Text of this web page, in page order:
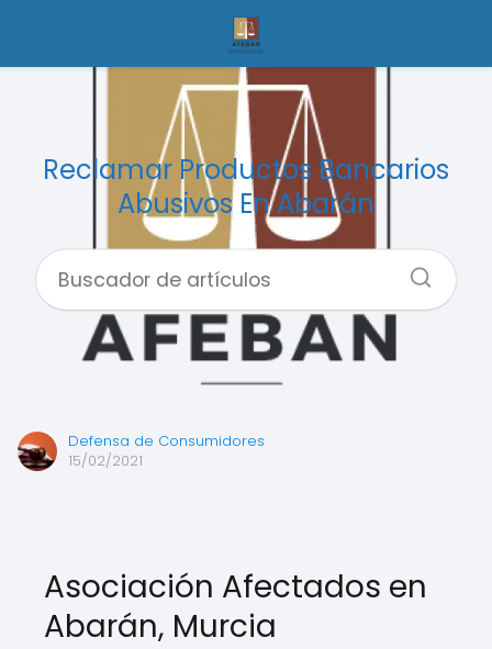
Reclamar Productos Bancarios
Abusivos En Abarán
Defensa de Consumidores
15/02/2021
Asociación Afectados en
Abarán, Murcia